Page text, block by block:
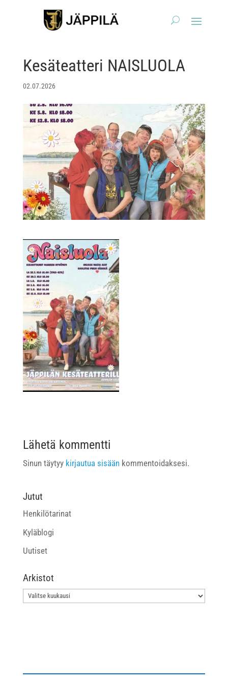
Kesäteatteri NAISLUOLA
02.07.2026
Lähetä kommentti
Sinun täytyy kirjautua sisäänkommentoidaksesi.
Jutut
Henkilötarinat
Kyläblogi
Uutiset
Arkistot
Arkistot